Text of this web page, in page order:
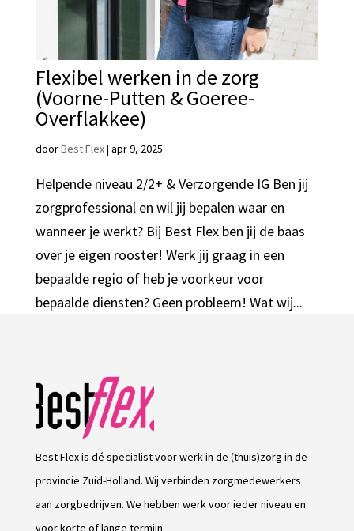
Flexibel werken in de zorg
(Voorne-Putten & Goeree-
Overflakkee)
doorBest Flex| apr 9, 2025
Helpende niveau 2/2+ & Verzorgende IG Ben jij
zorgprofessional en wil jij bepalen waar en
wanneer je werkt? Bij Best Flex ben jij de baas
over je eigen rooster! Werk jij graag in een
bepaalde regio of heb je voorkeur voor
bepaalde diensten? Geen probleem! Wat wij...
Best Flex is dé specialist voor werk in de (thuis)zorg in de
provincie Zuid-Holland. Wij verbinden zorgmedewerkers
aan zorgbedrijven. We hebben werk voor ieder niveau en
voor korte of lange termijn.